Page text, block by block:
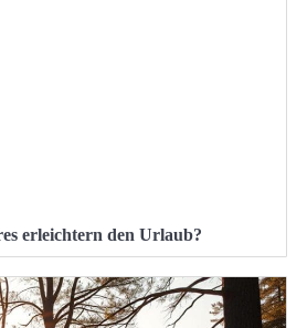
erleichtern den Urlaub?